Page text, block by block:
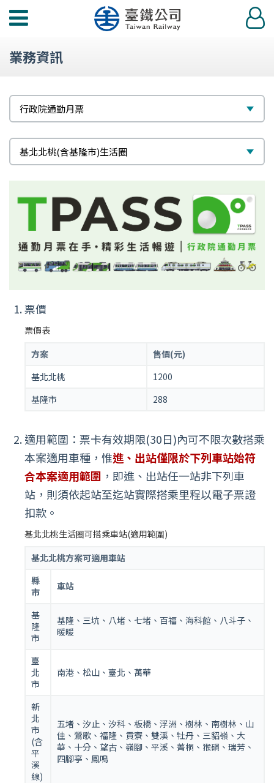
功
選
登
入
業務資訊
題
行政院通勤月票
標
基北北桃(含基隆市)生活圈
票價
票價表
方案
售價(元)
基北北桃
1200
基隆市
288
適用範圍：票卡有效期限(30日)內可不限次數搭乘
本案適用車種，惟進、出站僅限於下列車站始符
合本案適用範圍 ，即進、出站任一站非下列車
站，則須依起站至迄站實際搭乘里程以電子票證
扣款。
基北北桃生活圈可搭乘車站(適用範圍)
基北北桃方案可適用車站
縣
市
車站
基
隆
市
基隆、三坑、八堵、七堵、百福、海科館、八斗子、
暖暖
臺
北
市
南港、松山、臺北、萬華
新
北
市
(含
平
溪
線)
五堵、汐止、汐科、板橋、浮洲、樹林、南樹林、山
佳、鶯歌、福隆、貢寮、雙溪、牡丹、三貂嶺、大
華、十分、望古、嶺腳、平溪、菁桐、猴硐、瑞芳、
四腳亭、鳳鳴